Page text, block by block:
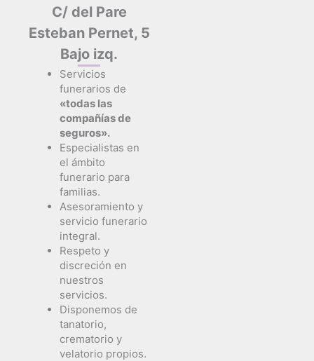
C/ del Pare
Esteban Pernet, 5
Bajo izq.
Servicios
funerarios de
«todas las
compañías de
seguros».
Especialistas en
el ámbito
funerario para
familias.
Asesoramiento y
servicio funerario
integral.
Respeto y
discreción en
nuestros
servicios.
Disponemos de
tanatorio,
crematorio y
velatorio propios.